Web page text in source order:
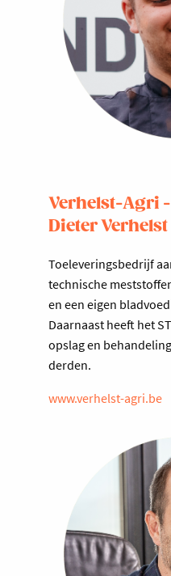
Verhelst-Agri -
Dieter Verhelst
Toeleveringsbedrijf
technische
en een eigen
Daarnaast heeft het
opslag en
derden.
www.verhelst-agri.be